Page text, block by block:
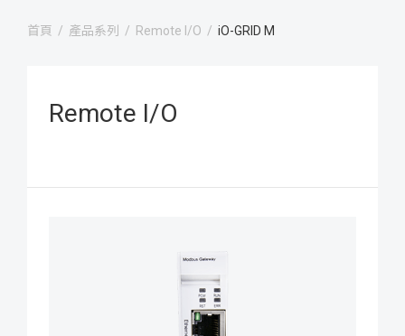
首頁 / 產品系列 / Remote I/O / iO-GRID M
Remote I/O